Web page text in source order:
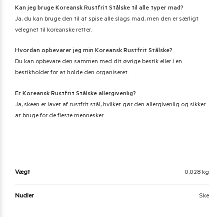
Kan jeg bruge Koreansk Rustfrit Stålske til alle typer mad?
Ja, du kan bruge den til at spise alle slags mad, men den er særligt
velegnet til koreanske retter.
Hvordan opbevarer jeg min Koreansk Rustfrit Stålske?
Du kan opbevare den sammen med dit øvrige bestik eller i en
bestikholder for at holde den organiseret.
Er Koreansk Rustfrit Stålske allergivenlig?
Ja, skeen er lavet af rustfrit stål, hvilket gør den allergivenlig og sikker
at bruge for de fleste mennesker.
Vægt 0,028 kg
Nudler Ske